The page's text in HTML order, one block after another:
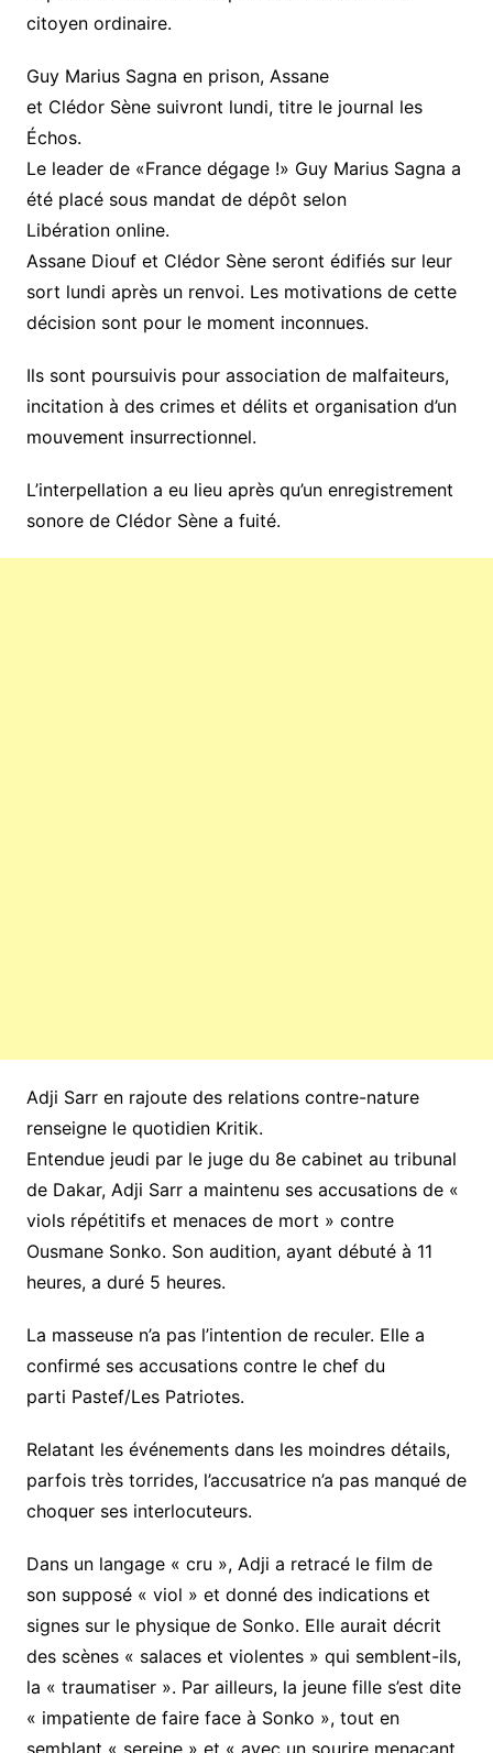
citoyen ordinaire.
Guy Marius Sagna en prison, Assane
et Clédor Sène suivront lundi, titre le journal les
Échos.
Le leader de «France dégage !» Guy Marius Sagna a
été placé sous mandat de dépôt selon
Libération online.
Assane Diouf et Clédor Sène seront édifiés sur leur
sort lundi après un renvoi. Les motivations de cette
décision sont pour le moment inconnues.
Ils sont poursuivis pour association de malfaiteurs,
incitation à des crimes et délits et organisation d’un
mouvement insurrectionnel.
L’interpellation a eu lieu après qu’un enregistrement
sonore de Clédor Sène a fuité.
Adji Sarr en rajoute des relations contre-nature
renseigne le quotidien Kritik.
Entendue jeudi par le juge du 8e cabinet au tribunal
de Dakar, Adji Sarr a maintenu ses accusations de «
viols répétitifs et menaces de mort » contre
Ousmane Sonko. Son audition, ayant débuté à 11
heures, a duré 5 heures.
La masseuse n’a pas l’intention de reculer. Elle a
confirmé ses accusations contre le chef du
parti Pastef/Les Patriotes.
Relatant les événements dans les moindres détails,
parfois très torrides, l’accusatrice n’a pas manqué de
choquer ses interlocuteurs.
Dans un langage « cru », Adji a retracé le film de
son supposé « viol » et donné des indications et
signes sur le physique de Sonko. Elle aurait décrit
des scènes « salaces et violentes » qui semblent-ils,
la « traumatiser ». Par ailleurs, la jeune fille s’est dite
« impatiente de faire face à Sonko », tout en
semblant « sereine » et « avec un sourire menaçant